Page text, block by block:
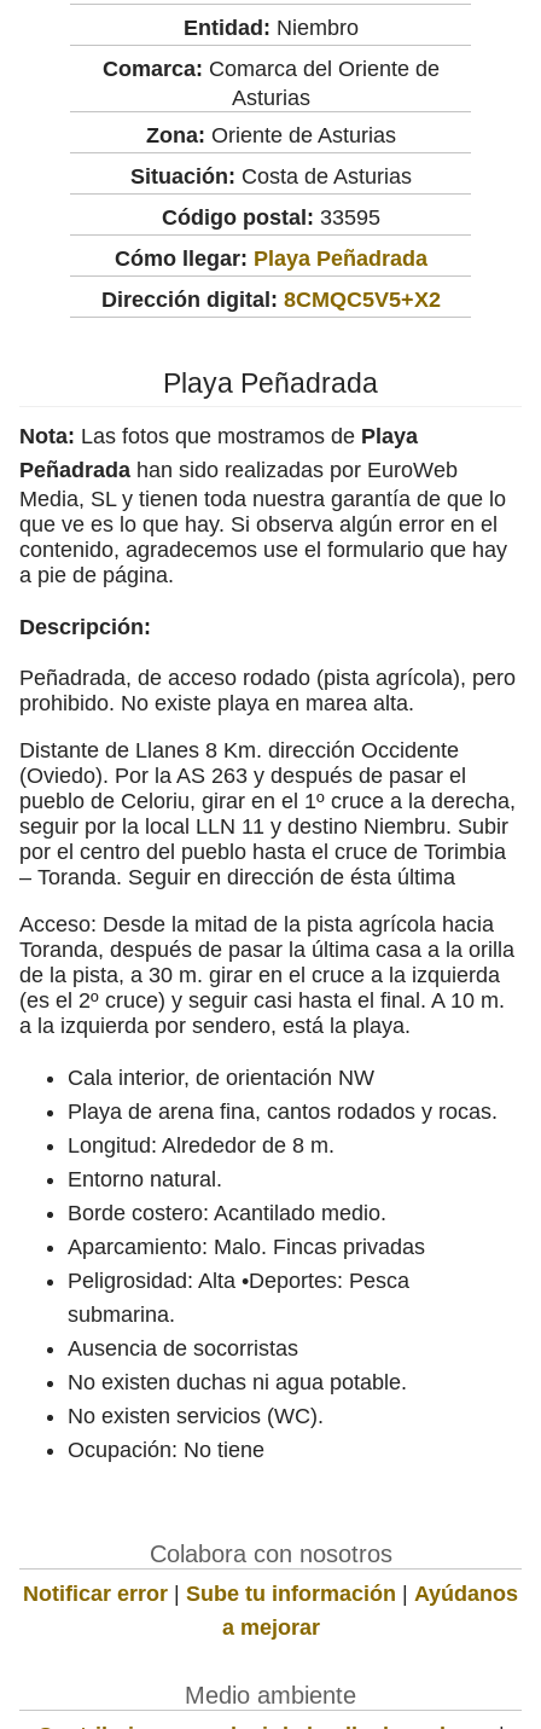
Entidad: Niembro
Comarca: Comarca del Oriente de
Asturias
Zona: Oriente de Asturias
Situación: Costa de Asturias
Código postal: 33595
Cómo llegar: Playa Peñadrada
Dirección digital: 8CMQC5V5+X2
Playa Peñadrada
Nota: Las fotos que mostramos de Playa
Peñadrada han sido realizadas por EuroWeb
Media, SL y tienen toda nuestra garantía de que lo
que ve es lo que hay. Si observa algún error en el
contenido, agradecemos use el formulario que hay
a pie de página.
Descripción:
Peñadrada, de acceso rodado (pista agrícola), pero
prohibido. No existe playa en marea alta.
Distante de Llanes 8 Km. dirección Occidente
(Oviedo). Por la AS 263 y después de pasar el
pueblo de Celoriu, girar en el 1º cruce a la derecha,
seguir por la local LLN 11 y destino Niembru. Subir
por el centro del pueblo hasta el cruce de Torimbia
– Toranda. Seguir en dirección de ésta última
Acceso: Desde la mitad de la pista agrícola hacia
Toranda, después de pasar la última casa a la orilla
de la pista, a 30 m. girar en el cruce a la izquierda
(es el 2º cruce) y seguir casi hasta el final. A 10 m.
a la izquierda por sendero, está la playa.
Cala interior, de orientación NW
Playa de arena fina, cantos rodados y rocas.
Longitud: Alrededor de 8 m.
Entorno natural.
Borde costero: Acantilado medio.
Aparcamiento: Malo. Fincas privadas
Peligrosidad: Alta •Deportes: Pesca
submarina.
Ausencia de socorristas
No existen duchas ni agua potable.
No existen servicios (WC).
Ocupación: No tiene
Colabora con nosotros
Notificar error | Sube tu información | Ayúdanos
a mejorar
Medio ambiente